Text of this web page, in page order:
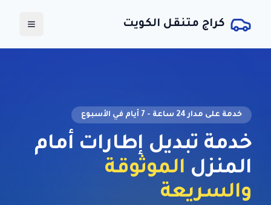
كراج متنقل الكويت
خدمة على مدار 24 ساعة - 7 أيام في الأسبوع
خدمة تبديل إطارات أمام
المنزل الموثوقة
والسريعة